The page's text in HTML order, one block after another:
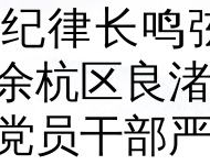
律长鸣
杭区良
员干部